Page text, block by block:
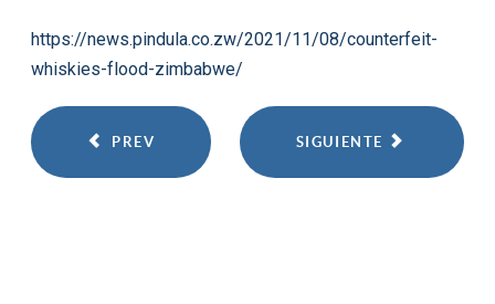
https://news.pindula.co.zw/2021/11/08/counterfeit-
whiskies-flood-zimbabwe/
PREV SIGUIENTE